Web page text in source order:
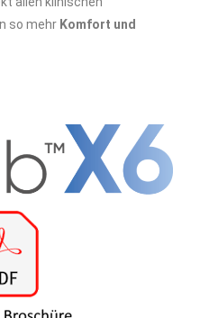
so mehr Komfort und